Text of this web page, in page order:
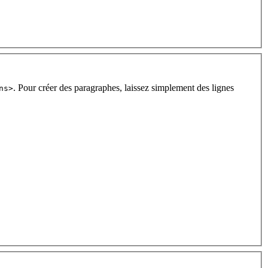
. Pour créer des paragraphes, laissez simplement des lignes